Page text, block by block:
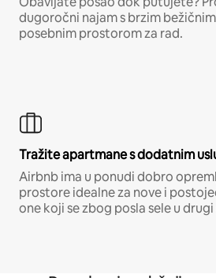
dugoročni najam s brzim
posebnim prostorom za rad.
Tražite apartmane s dodatnim
Airbnb ima u ponudi dobro
prostore idealne za nove i
one koji se zbog posla sele u